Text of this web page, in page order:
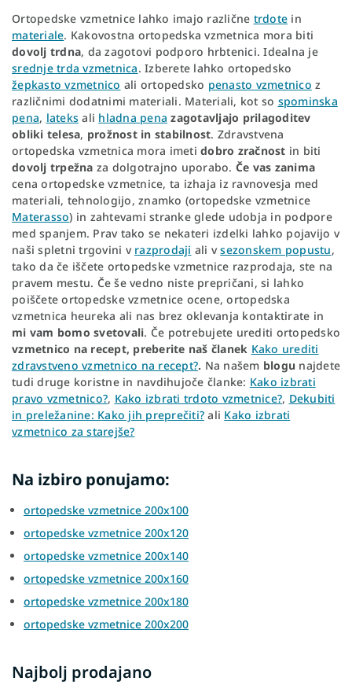
Ortopedske vzmetnice lahko imajo različne trdote in
materiale. Kakovostna ortopedska vzmetnica mora biti
dovolj trdna, da zagotovi podporo hrbtenici. Idealna je
srednje trda vzmetnica. Izberete lahko ortopedsko
žepkasto vzmetnico ali ortopedsko penasto vzmetnico z
različnimi dodatnimi materiali. Materiali, kot so spominska
pena, lateks ali hladna pena zagotavljajo prilagoditev
obliki telesa, prožnost in stabilnost. Zdravstvena
ortopedska vzmetnica mora imeti dobro zračnost in biti
dovolj trpežna za dolgotrajno uporabo. Če vas zanima
cena ortopedske vzmetnice, ta izhaja iz ravnovesja med
materiali, tehnologijo, znamko (ortopedske vzmetnice
Materasso) in zahtevami stranke glede udobja in podpore
med spanjem. Prav tako se nekateri izdelki lahko pojavijo v
naši spletni trgovini v razprodaji ali vsezonskem popustu,
tako da če iščete ortopedske vzmetnice razprodaja, ste na
pravem mestu. Če še vedno niste prepričani, si lahko
poiščete ortopedske vzmetnice ocene, ortopedska
vzmetnica heureka ali nas brez oklevanja kontaktirate in
mi vam bomo svetovali. Če potrebujete urediti ortopedsko
vzmetnico na recept, preberite naš članek Kako urediti
zdravstveno vzmetnico na recept?. Na našem blogu najdete
tudi druge koristne in navdihujoče članke: Kako izbrati
pravo vzmetnico?, Kako izbrati trdoto vzmetnice?, Dekubiti
in preležanine: Kako jih preprečiti? ali Kako izbrati
vzmetnico za starejše?
Na izbiro ponujamo:
ortopedske vzmetnice 200x100
ortopedske vzmetnice 200x120
ortopedske vzmetnice 200x140
ortopedske vzmetnice 200x160
ortopedske vzmetnice 200x180
ortopedske vzmetnice 200x200
Najbolj prodajano